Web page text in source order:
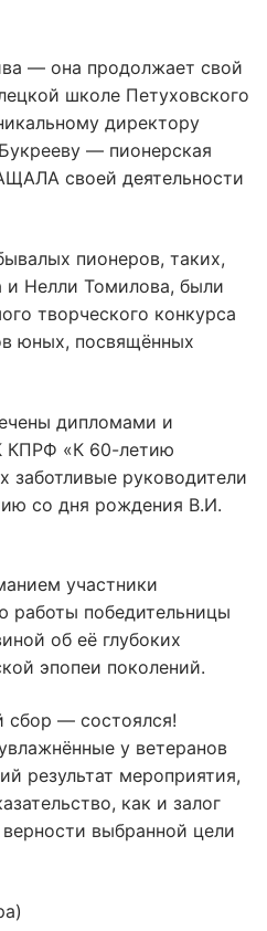
— она продолжает свой
школе Петуховского
директору
— пионерская
своей деятельности
пионеров, таких,
и Нелли Томилова, были
творческого конкурса
юных, посвящённых
дипломами и
КПРФ «К 60-летию
заботливые руководители
со дня рождения В.И.
участники
работы победительницы
об её глубоких
эпопеи поколений.
сбор — состоялся!
у ветеранов
результат мероприятия,
как и залог
выбранной цели